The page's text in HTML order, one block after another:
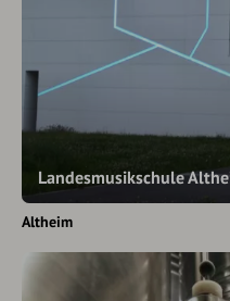
Landesmusikschule
Altheim